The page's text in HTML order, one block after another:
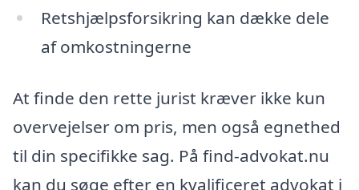
Retshjælpsforsikring kan dække dele
af omkostningerne
At finde den rette jurist kræver ikke kun
overvejelser om pris, men også egnethed
til din specifikke sag. På find-advokat.nu
kan du søge efter en kvalificeret advokat i